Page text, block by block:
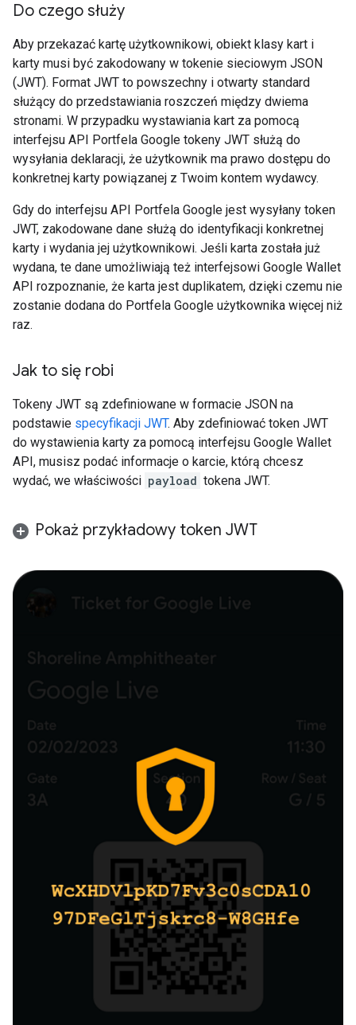
Do czego służy
Aby przekazać kartę użytkownikowi, obiekt klasy kart i
karty musi być zakodowany w tokenie sieciowym JSON
(JWT). Format JWT to powszechny i otwarty standard
służący do przedstawiania roszczeń między dwiema
stronami. W przypadku wystawiania kart za pomocą
interfejsu API Portfela Google tokeny JWT służą do
wysyłania deklaracji, że użytkownik ma prawo dostępu do
konkretnej karty powiązanej z Twoim kontem wydawcy.
Gdy do interfejsu API Portfela Google jest wysyłany token
JWT, zakodowane dane służą do identyfikacji konkretnej
karty i wydania jej użytkownikowi. Jeśli karta została już
wydana, te dane umożliwiają też interfejsowi Google Wallet
API rozpoznanie, że karta jest duplikatem, dzięki czemu nie
zostanie dodana do Portfela Google użytkownika więcej niż
raz.
Jak to się robi
Tokeny JWT są zdefiniowane w formacie JSON na
podstawie specyfikacji JWT. Aby zdefiniować token JWT
do wystawienia karty za pomocą interfejsu Google Wallet
API, musisz podać informacje o karcie, którą chcesz
wydać, we właściwości payload tokena JWT.
Pokaż przykładowy token JWT